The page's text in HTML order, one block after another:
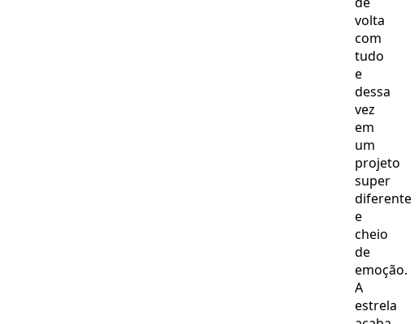
volta
com
tudo
e
dessa
vez
em
um
projeto
super
diferente
e
cheio
de
emoção.
A
estrela